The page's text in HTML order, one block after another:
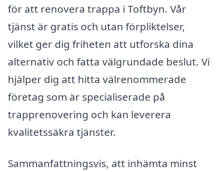
för att renovera trappa i Toftbyn. Vår
tjänst är gratis och utan förpliktelser,
vilket ger dig friheten att utforska dina
alternativ och fatta välgrundade beslut. Vi
hjälper dig att hitta välrenommerade
företag som är specialiserade på
trapprenovering och kan leverera
kvalitetssäkra tjänster.
Sammanfattningsvis, att inhämta minst